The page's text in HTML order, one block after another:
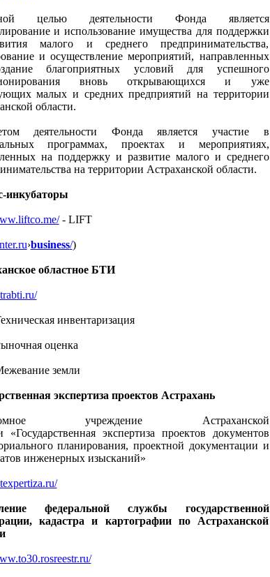
целью деятельности Фонда является
и использование имущества для поддержки
малого и среднего предпринимательства,
и осуществление мероприятий, направленных
благоприятных условий для успешного
вновь открывающихся и уже
малых и средних предприятий на территории
области.
деятельности Фонда является участие в
программах, проектах и мероприятиях,
на поддержку и развитие малого и среднего
на территории Астраханской области.
-инкубаторы
- LIFT
›business/)
областное БТИ
инвентаризация
оценка
земли
экспертиза проектов Астрахань
учреждение Астраханской
«Государственная экспертиза проектов документов
планирования, проектной документации и
инженерных изысканий»
федеральной службы государственной
кадастра и картографии по Астраханской